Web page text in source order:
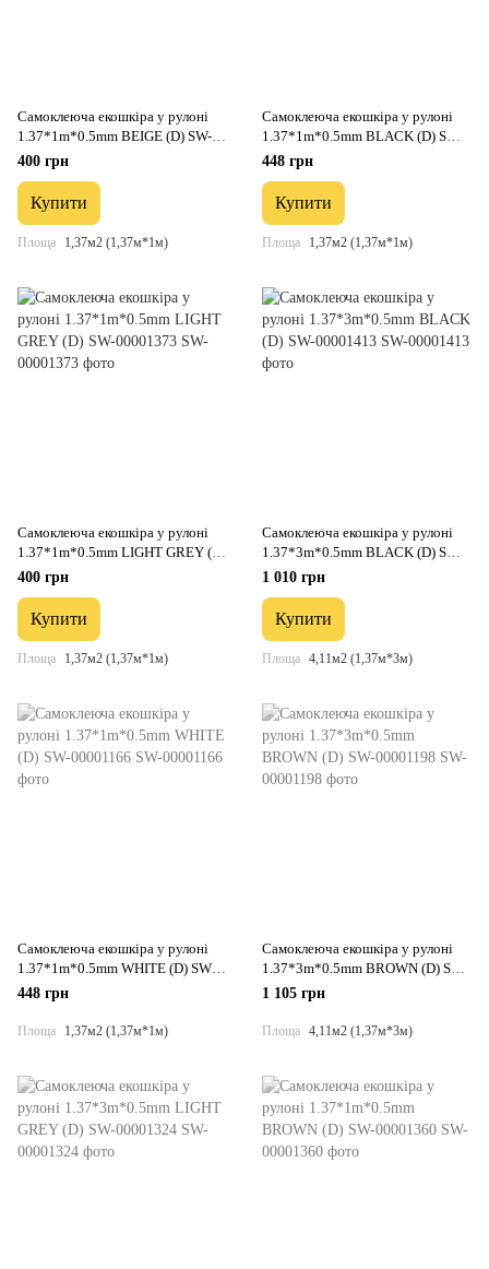
Самоклеюча екошкіра у рулоні
1.37*1m*0.5mm BEIGE (D) SW-
00001346
400 грн
Купити
Площа 1,37м2 (1,37м*1м)
Самоклеюча екошкіра у рулоні
1.37*1m*0.5mm BLACK (D) SW-
00001358
448 грн
Купити
Площа 1,37м2 (1,37м*1м)
Самоклеюча екошкіра у рулоні
1.37*1m*0.5mm LIGHT GREY (D)
SW-00001373
400 грн
Купити
Площа 1,37м2 (1,37м*1м)
Самоклеюча екошкіра у рулоні
1.37*3m*0.5mm BLACK (D) SW-
00001413
1 010 грн
Купити
Площа 4,11м2 (1,37м*3м)
Самоклеюча екошкіра у рулоні
1.37*1m*0.5mm WHITE (D) SW-
00001166
448 грн
Площа 1,37м2 (1,37м*1м)
Самоклеюча екошкіра у рулоні
1.37*3m*0.5mm BROWN (D) SW-
00001198
1 105 грн
Площа 4,11м2 (1,37м*3м)